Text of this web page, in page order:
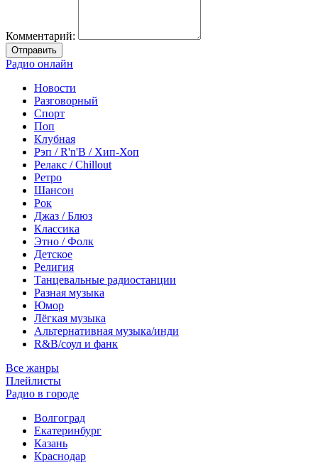
Комментарий:
Отправить
Радио онлайн
Новости
Разговорный
Спорт
Поп
Клубная
Рэп / R'n'B / Хип-Хоп
Релакс / Chillout
Ретро
Шансон
Рок
Джаз / Блюз
Классика
Этно / Фолк
Детское
Религия
Танцевальные радиостанции
Разная музыка
Юмор
Лёгкая музыка
Альтернативная музыка/инди
R&B/cоул и фанк
Все жанры
Плейлисты
Радио в городе
Волгоград
Екатеринбург
Казань
Краснодар